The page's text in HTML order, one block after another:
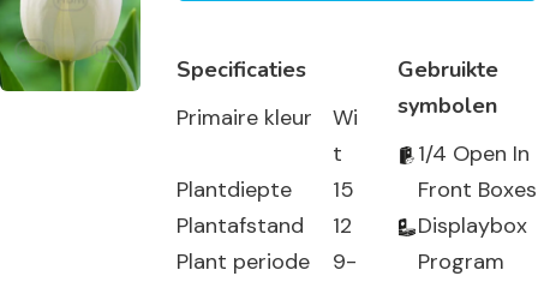
Specificaties
Primaire kleur
Wi
t
Plantdiepte
15
Plantafstand
12
Plant periode
9-
Gebruikte
symbolen
1/4 Open In
Front Boxes
Displaybox
Program